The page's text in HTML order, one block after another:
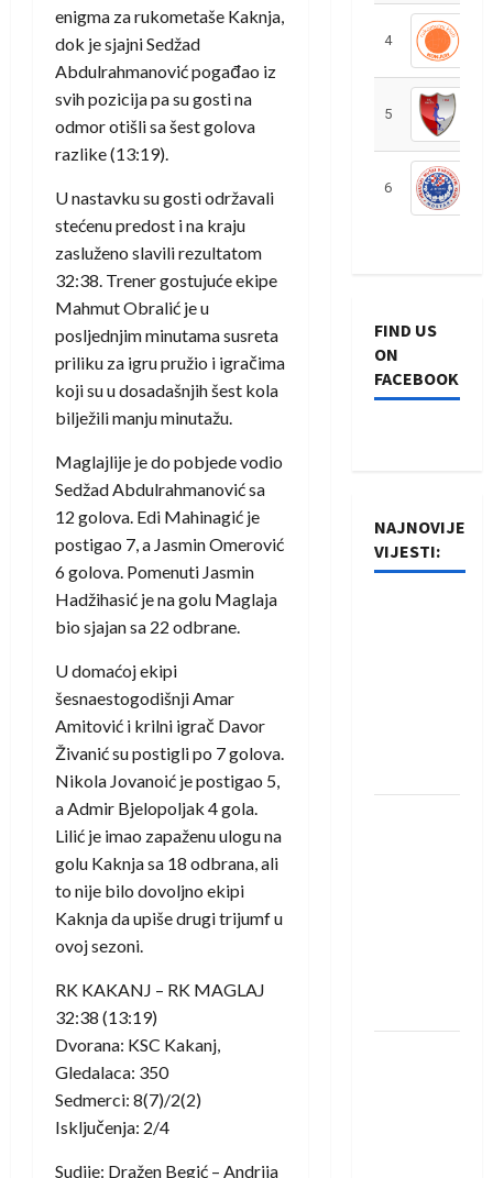
enigma za rukometaše Kaknja,
dok je sjajni Sedžad
Abdulrahmanović pogađao iz
svih pozicija pa su gosti na
odmor otišli sa šest golova
razlike (13:19).
U nastavku su gosti održavali
stećenu predost i na kraju
zasluženo slavili rezultatom
32:38. Trener gostujuće ekipe
Mahmut Obralić je u
posljednjim minutama susreta
priliku za igru pružio i igračima
koji su u dosadašnjih šest kola
bilježili manju minutažu.
Maglajlije je do pobjede vodio
Sedžad Abdulrahmanović sa
12 golova. Edi Mahinagić je
postigao 7, a Jasmin Omerović
6 golova. Pomenuti Jasmin
Hadžihasić je na golu Maglaja
bio sjajan sa 22 odbrane.
U domaćoj ekipi
šesnaestogodišnji Amar
Amitović i krilni igrač Davor
Živanić su postigli po 7 golova.
Nikola Jovanoić je postigao 5,
a Admir Bjelopoljak 4 gola.
Lilić je imao zapaženu ulogu na
golu Kaknja sa 18 odbrana, ali
to nije bilo dovoljno ekipi
Kaknja da upiše drugi trijumf u
ovoj sezoni.
RK KAKANJ – RK MAGLAJ
32:38 (13:19)
Dvorana: KSC Kakanj,
Gledalaca: 350
Sedmerci: 8(7)/2(2)
Isključenja: 2/4
Sudije: Dražen Begić – Andrija
4
5
6
FIND US
ON
FACEBOOK
NAJNOVIJE
VIJESTI: